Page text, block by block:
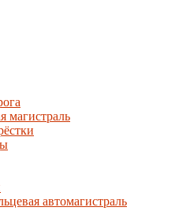
магистраль
автомагистраль